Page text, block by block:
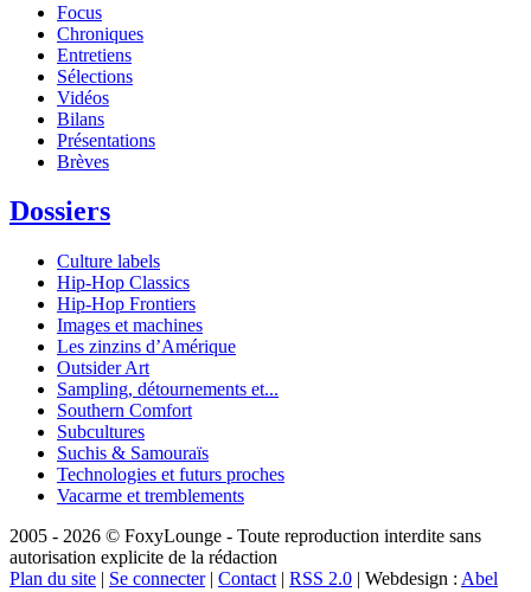
Focus
Chroniques
Entretiens
Sélections
Vidéos
Bilans
Présentations
Brèves
Dossiers
Culture labels
Hip-Hop Classics
Hip-Hop Frontiers
Images et machines
Les zinzins d’Amérique
Outsider Art
Sampling, détournements et...
Southern Comfort
Subcultures
Suchis & Samouraïs
Technologies et futurs proches
Vacarme et tremblements
2005 - 2026 © FoxyLounge - Toute reproduction interdite sans
autorisation explicite de la rédaction
Plan du site | Se connecter| Contact | RSS 2.0 | Webdesign : Abel